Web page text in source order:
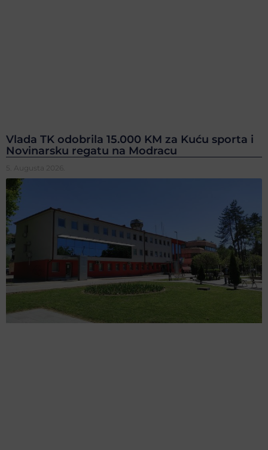
Vlada TK odobrila 15.000 KM za Kuću sporta i
Novinarsku regatu na Modracu
5. Augusta 2026.